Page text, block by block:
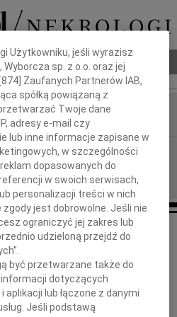
pogrzebowy
Łączymy się w bólu z naszym Kolegą
Tadeuszem Smyksym
Użytkowniku, jeśli wyrazisz
sp. z o.o. oraz jej
874 ] Zaufanych Partnerów IAB,
spółką powiązaną z
Twoje dane
adresy e-mail czy
lub inne informacje zapisane w
w szczególności
dopasowanych do
w swoich serwisach,
personalizacji treści w nich
jest dobrowolne. Jeśli nie
ograniczyć jej zakres lub
udzieloną przejdź do
być przetwarzane także do
dotyczących
lub łączone z danymi
Jeśli podstawą